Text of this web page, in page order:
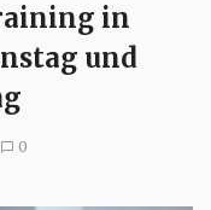
in
und
0